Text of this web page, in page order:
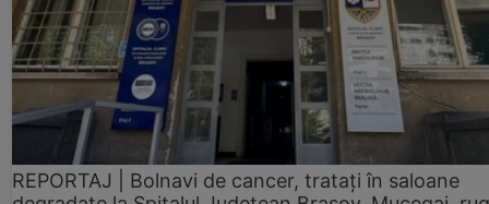
REPORTAJ | Bolnavi de cancer, tratați în saloane